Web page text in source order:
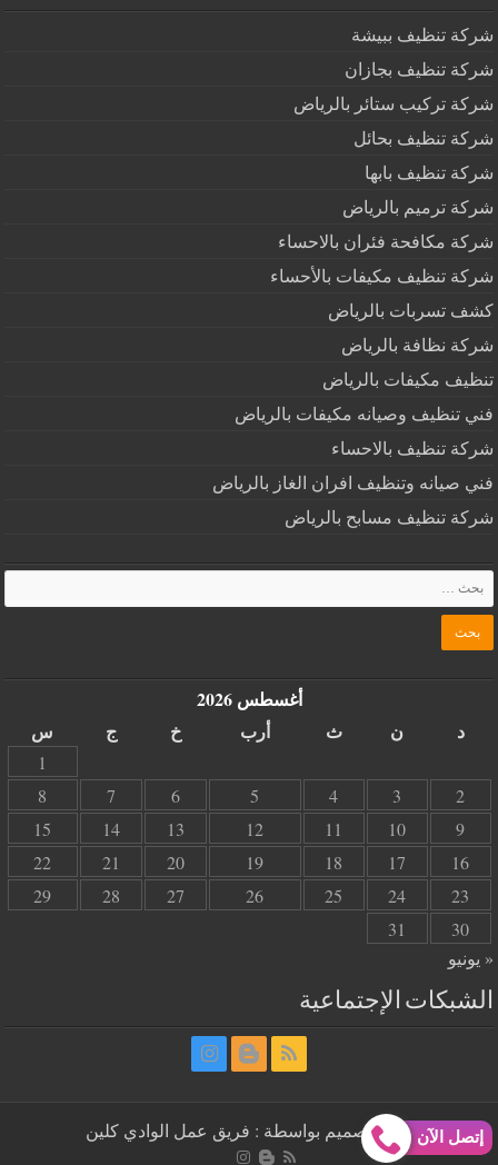
شركة تنظيف ببيشة
شركة تنظيف بجازان
شركة تركيب ستائر بالرياض
شركة تنظيف بحائل
شركة تنظيف بابها
شركة ترميم بالرياض
شركة مكافحة فئران بالاحساء
شركة تنظيف مكيفات بالأحساء
كشف تسربات بالرياض
شركة نظافة بالرياض
تنظيف مكيفات بالرياض
فني تنظيف وصيانه مكيفات بالرياض
شركة تنظيف بالاحساء
فني صيانه وتنظيف افران الغاز بالرياض
شركة تنظيف مسابح بالرياض
أغسطس 2026
د
ن ث أرب خ ج س
1
2
3
4
5
6
7
8
9
10
11
12
13
14
15
16
17
18
19
20
21
22
23
24
25
26
27
28
29
30
31
« يونيو
الشبكات الإجتماعية
| تم التصميم بواسطة : فريق عمل الوادي كلينإتصل الآن